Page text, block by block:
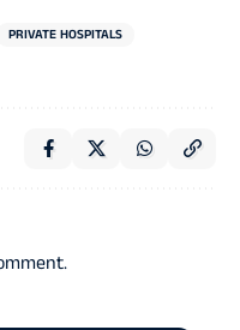
PRIVATE HOSPITALS